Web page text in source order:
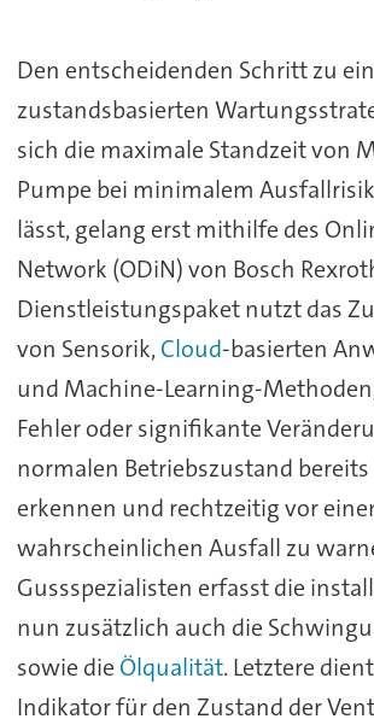
Den entscheidenden Schritt zu
zustandsbasierten
sich die maximale Standzeit von
Pumpe bei minimalem
lässt, gelang erst mithilfe des
Network (ODiN) von Bosch
Dienstleistungspaket nutzt das
von Sensorik, Cloud-basierten
und Machine-Learning-
Fehler oder signifikante
normalen Betriebszustand
erkennen und rechtzeitig vor
wahrscheinlichen Ausfall zu
Gussspezialisten erfasst die
nun zusätzlich auch die
sowie die Ölqualität. Letztere
Indikator für den Zustand der